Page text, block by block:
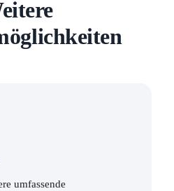
umfassende